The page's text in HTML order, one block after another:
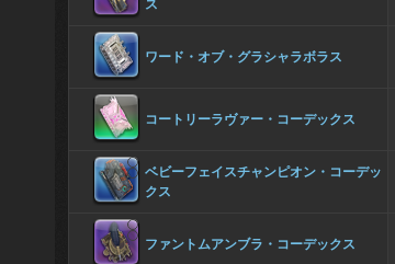
ス
ワード・オブ・グラシャラボラス
コートリーラヴァー・コーデックス
ベビーフェイスチャンピオン・コーデッ
クス
ファントムアンブラ・コーデックス